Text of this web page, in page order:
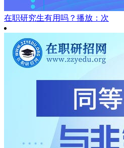
在职研究生有用吗？ 播放：次